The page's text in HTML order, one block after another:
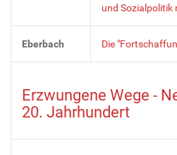
und Sozialpolitik
Eberbach Die
Erzwungene Wege -
20. Jahrhundert